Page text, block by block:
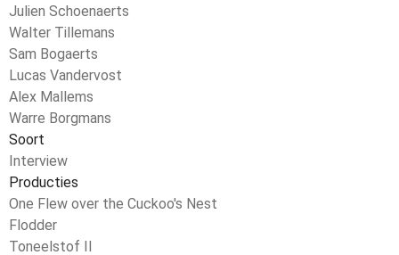
Julien Schoenaerts
Walter Tillemans
Sam Bogaerts
Lucas Vandervost
Alex Mallems
Warre Borgmans
Soort
Interview
Producties
One Flew over the Cuckoo's Nest
Flodder
Toneelstof II